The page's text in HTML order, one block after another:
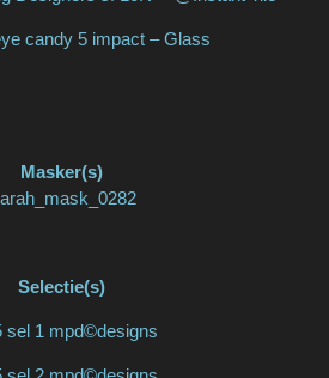
candy 5 impact – Glass
Masker(s)
Selectie(s)
sel 1 mpd©designs